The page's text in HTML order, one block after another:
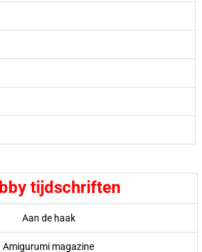
tijdschriften
Aan de haak
Amigurumi magazine